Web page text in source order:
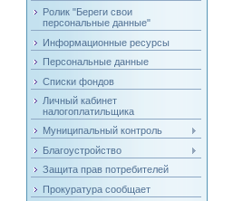
Ролик "Береги свои
персональные данные"
Информационные ресурсы
Персональные данные
Списки фондов
Личный кабинет
налогоплатильщика
Муниципальный контроль
Благоустройство
Защита прав потребителей
Прокуратура сообщает